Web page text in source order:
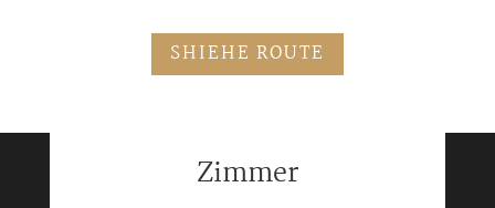
SHIEHE ROUTE
Zimmer